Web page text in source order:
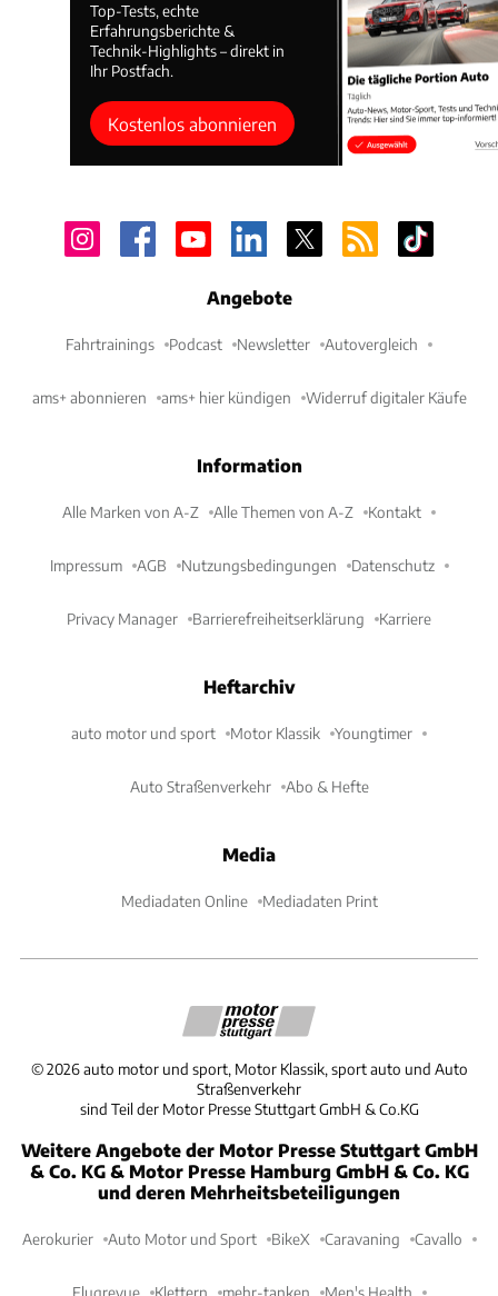
Top-Tests, echte
Erfahrungsberichte &
Technik-Highlights – direkt in
Ihr Postfach.
Kostenlos abonnieren
Angebote
Fahrtrainings Podcast Newsletter Autovergleich
ams+ abonnieren ams+ hier kündigen Widerruf digitaler Käufe
Information
Alle Marken von A-Z Alle Themen von A-Z Kontakt
Impressum AGB Nutzungsbedingungen Datenschutz
Privacy Manager Barrierefreiheitserklärung Karriere
Heftarchiv
auto motor und sport Motor Klassik Youngtimer
Auto Straßenverkehr Abo & Hefte
Media
Mediadaten Online Mediadaten Print
©2026 auto motor und sport, Motor Klassik, sport auto und Auto
Straßenverkehr
sind Teil der Motor Presse Stuttgart GmbH & Co.KG
Weitere Angebote der Motor Presse Stuttgart GmbH
& Co. KG & Motor Presse Hamburg GmbH & Co. KG
und deren Mehrheitsbeteiligungen
Aerokurier Auto Motor und Sport BikeX Caravaning Cavallo